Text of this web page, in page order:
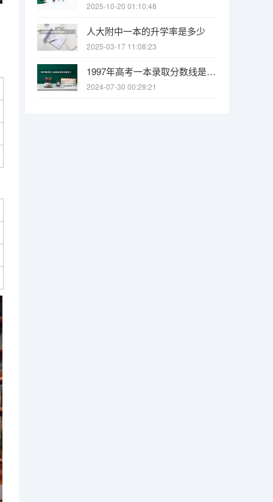
2025-10-20 01:10:48
人大附中一本的升学率是多少
2025-03-17 11:08:23
1997年高考一本录取分数线是多少？
2024-07-30 00:28:21